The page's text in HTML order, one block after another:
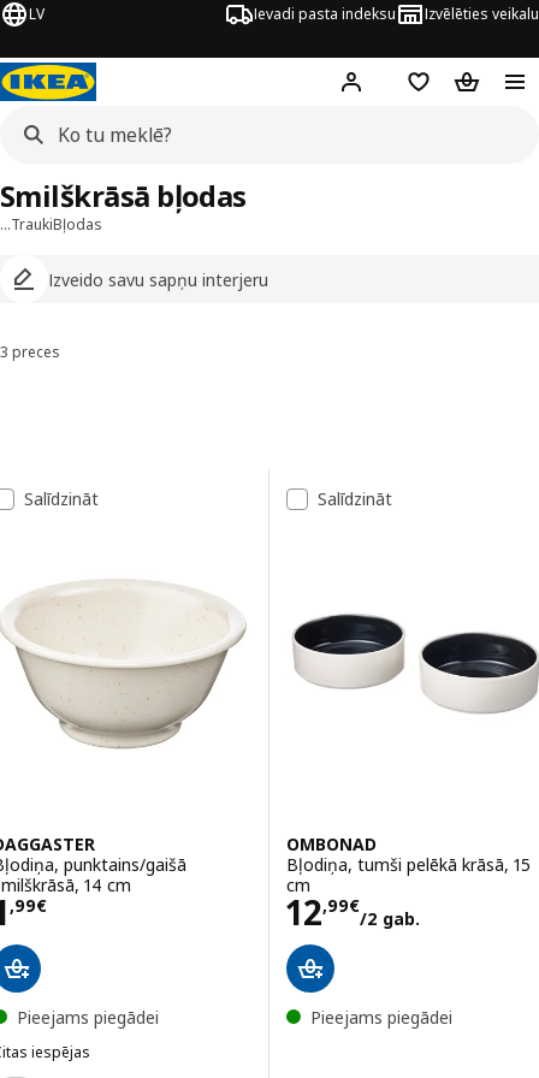
LV Ievadi pasta indeksu Izvēlēties veikalu
Hej! Pierakstīties
PirkumuPirkumu
…TraukiBļodas
Izveido savu sapņu interjeru
Smilškrāsā bļodas
Kārtot un filtrēt
3 preces
Rezultātu saraksts
Salīdzināt
punktains/gaišā
14 cm
,99€ 1,99€
Pieejams piegādei
iespējas
Salīdzināt
OMBONAD
Bļodiņa, tumši pelēkā krāsā, 15
cm
12,99€
/2 gab.
Cena 12,99€/2
Pieejams piegādei